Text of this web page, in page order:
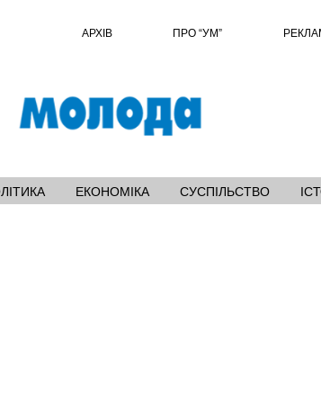
АРХІВ ПРО “УМ”
ЕКОНОМІКА СУСПІЛЬСТВО